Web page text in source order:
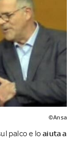
©Ansa
palco e loaiuta a